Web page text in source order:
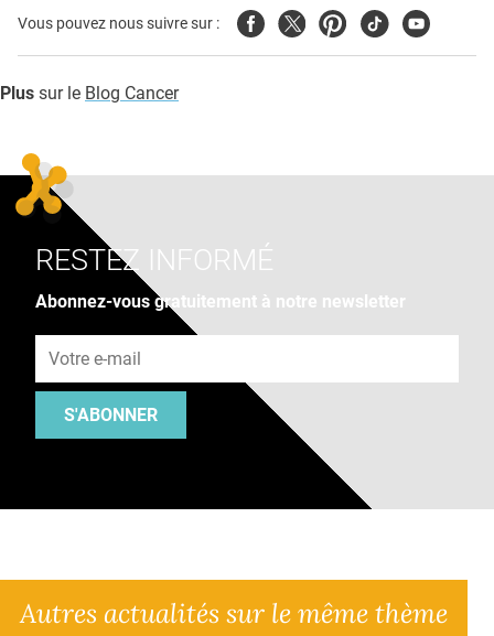
Vous pouvez nous suivre sur : FacebookTwitterPinterest
TiktokYoutube
Plus sur le Blog Cancer
RESTEZ INFORMÉ
Abonnez-vous gratuitement à notre newsletter
S'ABONNER
Autres actualités sur le même thème